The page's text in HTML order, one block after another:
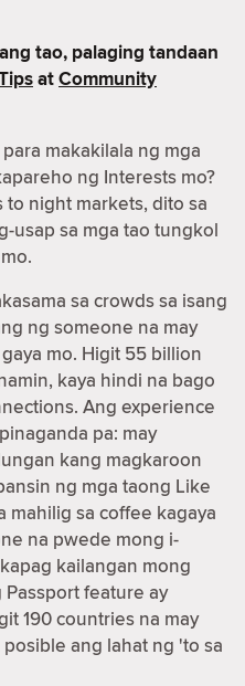
tao, palaging tandaan
atCommunity
makakilala ng mga
ng Interests mo?
night markets, dito sa
usap sa mga tao tungkol
sa crowds sa isang
ng someone na may
mo. Higit 55 billion
kaya hindi na bago
Ang experience
pa: may
kang magkaroon
ng mga taong Like
mahilig sa coffee kagaya
na pwede mong i-
kailangan mong
feature ay
190 countries na may
ang lahat ng 'to sa